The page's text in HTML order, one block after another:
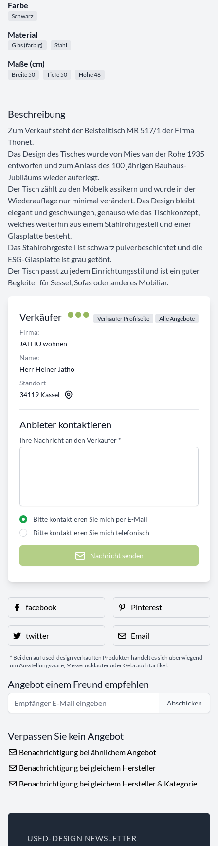
Farbe
Schwarz
Material
Glas (farbig) Stahl
Maße (cm)
Breite 50 Tiefe 50 Höhe 46
Verkäufer Verkäufer Profilseite Alle Angebote
Firma:
JATHO wohnen
Name:
Herr Heiner Jatho
Standort
34119 Kassel
Anbieter kontaktieren
Ihre Nachricht an den Verkäufer *
Bitte kontaktieren Sie mich per E-Mail
Bitte kontaktieren Sie mich telefonisch
Nachricht senden
Beschreibung
Zum Verkauf steht der Beistelltisch MR 517/1 der Firma
Thonet.
Das Design des Tisches wurde von Mies van der Rohe 1935
entworfen und zum Anlass des 100 jährigen Bauhaus-
Jubiläums wieder auferlegt.
Der Tisch zählt zu den Möbelklassikern und wurde in der
Wiederauflage nur minimal verändert. Das Design bleibt
elegant und geschwungen, genauso wie das Tischkonzept,
welches weiterhin aus einem Stahlrohrgestell und einer
Glasplatte besteht.
Das Stahlrohrgestell ist schwarz pulverbeschichtet und die
ESG-Glasplatte ist grau getönt.
Der Tisch passt zu jedem Einrichtungsstil und ist ein guter
Begleiter für Sessel, Sofas oder anderes Mobiliar.
facebook Pinterest
twitter Email
* Bei den auf used-design verkauften Produkten handelt es sich überwiegend
um Ausstellungsware, Messerückläufer oder Gebrauchtartikel.
Angebot einem Freund empfehlen
Abschicken
Verpassen Sie kein Angebot
Benachrichtigung bei ähnlichem Angebot
Benachrichtigung bei gleichem Hersteller
Benachrichtigung bei gleichem Hersteller & Kategorie
USED-DESIGN NEWSLETTER